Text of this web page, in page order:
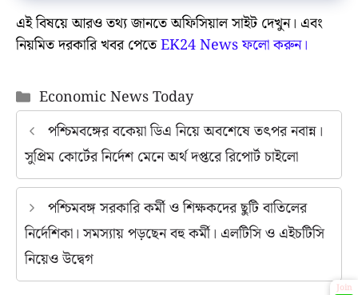
এই বিষয়ে আরও তথ্য জানতে অফিসিয়াল সাইট দেখুন। এবং
নিয়মিত দরকারি খবর পেতেEK24 News ফলো করুন।
Categories
Economic News Today
পশ্চিমবঙ্গের বকেয়া ডিএ নিয়ে অবশেষে তৎপর নবান্ন।
সুপ্রিম কোর্টের নির্দেশ মেনে অর্থ দপ্তরে রিপোর্ট চাইলো
পশ্চিমবঙ্গ সরকারি কর্মী ও শিক্ষকদের ছুটি বাতিলের
নির্দেশিকা। সমস্যায় পড়ছেন বহু কর্মী। এলটিসি ও এইচটিসি
নিয়েও উদ্বেগ
Join